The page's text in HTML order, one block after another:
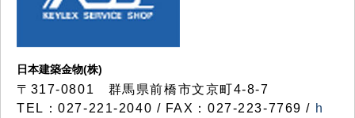
日本建築金物(株)
〒317‐0801 群馬県前橋市文京町4-8-7
TEL：027-221-2040 / FAX：027-223-7769 / h